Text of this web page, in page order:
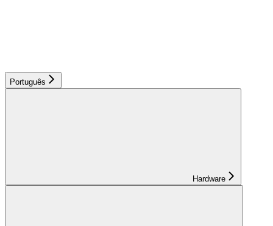
Português
Hardware